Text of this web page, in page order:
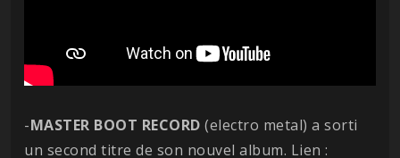
-MASTER BOOT RECORD (electro metal) a sorti
un second titre de son nouvel album. Lien :